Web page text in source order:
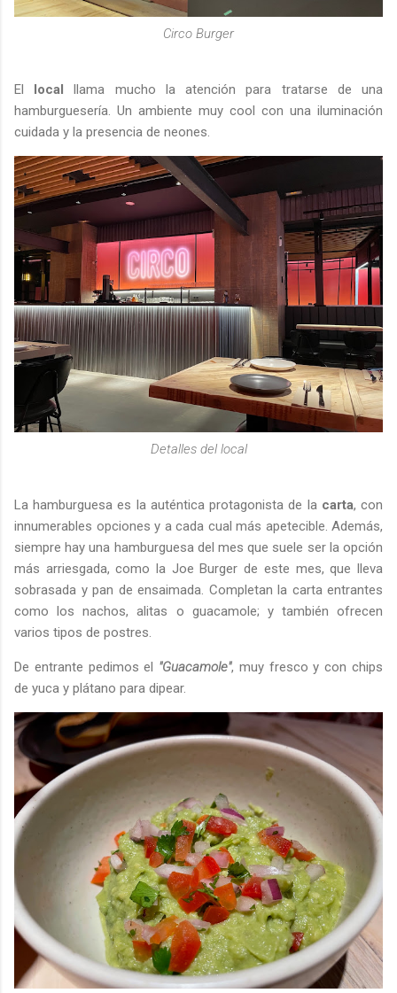
Circo Burger
El local
llama mucho la atención para tratarse de una
hamburguesería. Un ambiente muy cool con una iluminación
cuidada y la presencia de neones.
Detalles del local
La hamburguesa es la auténtica protagonista de la carta, con
innumerables opciones y a cada cual más apetecible. Además,
siempre hay una hamburguesa del mes que suele ser la opción
más arriesgada, como la Joe Burger de este mes, que lleva
sobrasada y pan de ensaimada. Completan la carta entrantes
como los nachos, alitas o guacamole; y también ofrecen
varios tipos de postres.
De entrante pedimos el "Guacamole", muy fresco y con chips
de yuca y plátano para dipear.